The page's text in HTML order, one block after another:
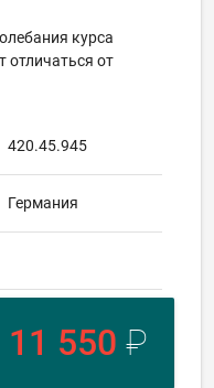
курса
отличаться от
420.45.945
Германия
11 550 ₽